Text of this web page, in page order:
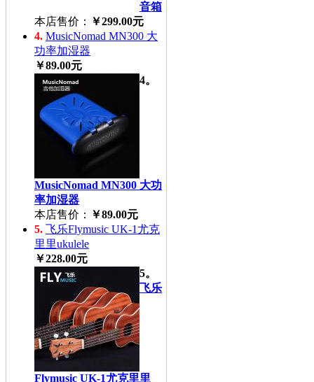
音箱
本店售价： ￥299.00元
4. MusicNomad MN300 大
功率加湿器
￥89.00元
4。
MusicNomad MN300 大功
率加湿器
本店售价： ￥89.00元
5. 飞乐Flymusic UK-1尤克
里里ukulele
￥228.00元
5。
飞乐
Flymusic UK-1尤克里里